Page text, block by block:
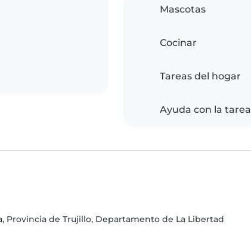
Mascotas
Cocinar
Tareas del hogar
Ayuda con la tarea
, Provincia de Trujillo, Departamento de La Libertad